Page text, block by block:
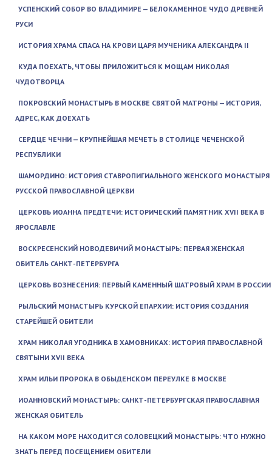
УСПЕНСКИЙ СОБОР ВО ВЛАДИМИРЕ — БЕЛОКАМЕННОЕ ЧУДО ДРЕВНЕЙ
РУСИ
ИСТОРИЯ ХРАМА СПАСА НА КРОВИ ЦАРЯ МУЧЕНИКА АЛЕКСАНДРА II
КУДА ПОЕХАТЬ, ЧТОБЫ ПРИЛОЖИТЬСЯ К МОЩАМ НИКОЛАЯ
ЧУДОТВОРЦА
ПОКРОВСКИЙ МОНАСТЫРЬ В МОСКВЕ СВЯТОЙ МАТРОНЫ — ИСТОРИЯ,
АДРЕС, КАК ДОЕХАТЬ
СЕРДЦЕ ЧЕЧНИ — КРУПНЕЙШАЯ МЕЧЕТЬ В СТОЛИЦЕ ЧЕЧЕНСКОЙ
РЕСПУБЛИКИ
ШАМОРДИНО: ИСТОРИЯ СТАВРОПИГИАЛЬНОГО ЖЕНСКОГО МОНАСТЫРЯ
РУССКОЙ ПРАВОСЛАВНОЙ ЦЕРКВИ
ЦЕРКОВЬ ИОАННА ПРЕДТЕЧИ: ИСТОРИЧЕСКИЙ ПАМЯТНИК XVII ВЕКА В
ЯРОСЛАВЛЕ
ВОСКРЕСЕНСКИЙ НОВОДЕВИЧИЙ МОНАСТЫРЬ: ПЕРВАЯ ЖЕНСКАЯ
ОБИТЕЛЬ САНКТ-ПЕТЕРБУРГА
ЦЕРКОВЬ ВОЗНЕСЕНИЯ: ПЕРВЫЙ КАМЕННЫЙ ШАТРОВЫЙ ХРАМ В РОССИИ
РЫЛЬСКИЙ МОНАСТЫРЬ КУРСКОЙ ЕПАРХИИ: ИСТОРИЯ СОЗДАНИЯ
СТАРЕЙШЕЙ ОБИТЕЛИ
ХРАМ НИКОЛАЯ УГОДНИКА В ХАМОВНИКАХ: ИСТОРИЯ ПРАВОСЛАВНОЙ
СВЯТЫНИ XVII ВЕКА
ХРАМ ИЛЬИ ПРОРОКА В ОБЫДЕНСКОМ ПЕРЕУЛКЕ В МОСКВЕ
ИОАННОВСКИЙ МОНАСТЫРЬ: САНКТ-ПЕТЕРБУРГСКАЯ ПРАВОСЛАВНАЯ
ЖЕНСКАЯ ОБИТЕЛЬ
НА КАКОМ МОРЕ НАХОДИТСЯ СОЛОВЕЦКИЙ МОНАСТЫРЬ: ЧТО НУЖНО
ЗНАТЬ ПЕРЕД ПОСЕЩЕНИЕМ ОБИТЕЛИ